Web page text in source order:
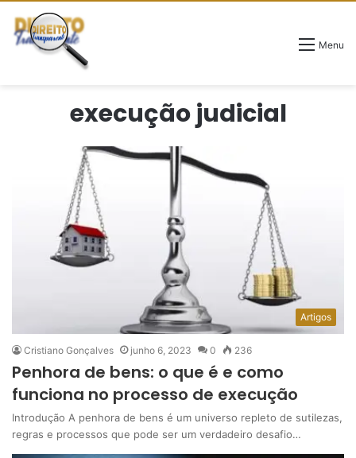
Menu
execução judicial
Artigos
Cristiano Gonçalves junho 6, 2023 0 236
Penhora de bens: o que é e como
funciona no processo de execução
Introdução A penhora de bens é um universo repleto de sutilezas,
regras e processos que pode ser um verdadeiro desafio…